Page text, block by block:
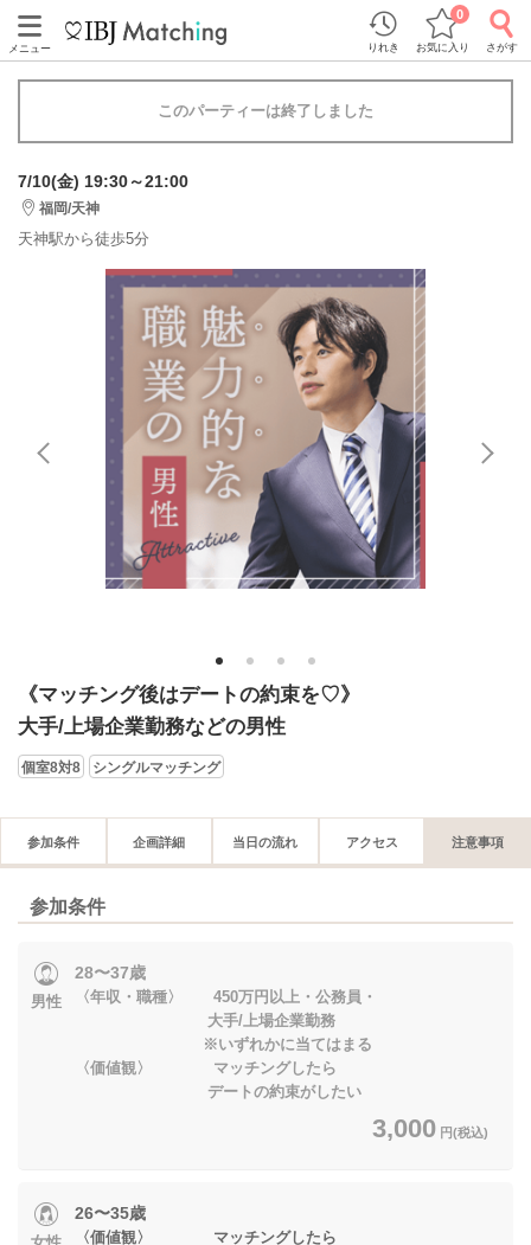
メニュー りれき お気に入り
0
さがす
このパーティーは終了しました
7/10(金) 19:30～21:00
福岡/天神
天神駅から徒歩5分
1 2 3 4
《マッチング後はデートの約束を♡》
大手/上場企業勤務などの男性
個室8対8 シングルマッチング
参加条件 企画詳細 当日の流れ アクセス 注意事項
参加条件
男性
28〜37歳
〈年収・職種〉 450万円以上・公務員・
大手/上場企業勤務
※いずれかに当てはまる
〈価値観〉 マッチングしたら
デートの約束がしたい
3,000 円(税込)
26〜35歳
〈価値観〉 マッチングしたら